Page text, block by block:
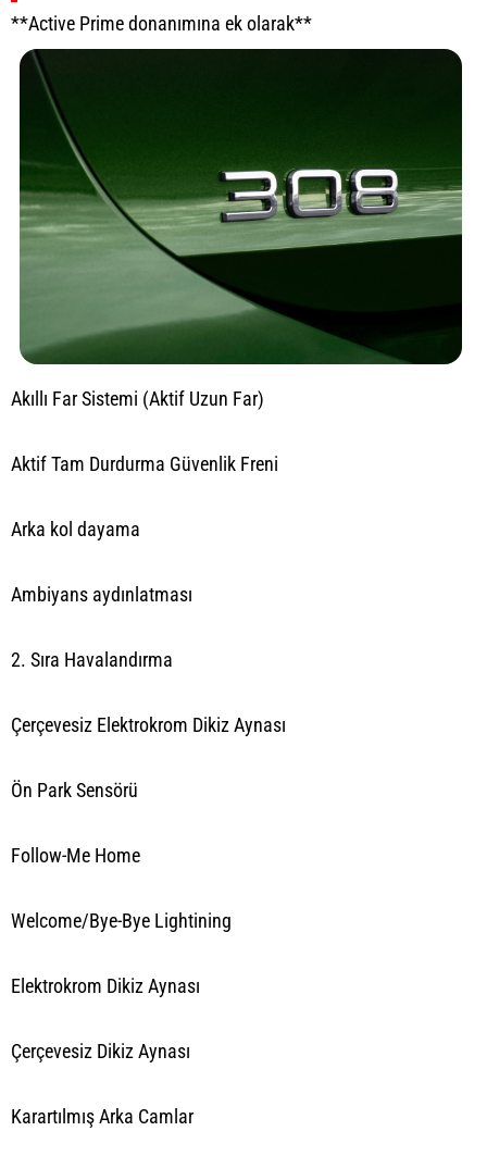
**Active Prime donanımına ek olarak**
Akıllı Far Sistemi (Aktif Uzun Far)
Aktif Tam Durdurma Güvenlik Freni
Arka kol dayama
Ambiyans aydınlatması
2. Sıra Havalandırma
Çerçevesiz Elektrokrom Dikiz Aynası
Ön Park Sensörü
Follow-Me Home
Welcome/Bye-Bye Lightining
Elektrokrom Dikiz Aynası
Çerçevesiz Dikiz Aynası
Karartılmış Arka Camlar